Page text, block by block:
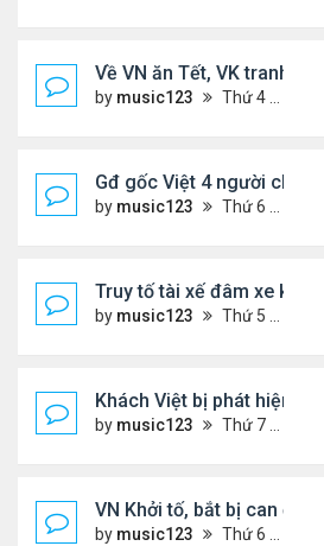
Về VN ăn Tết, VK tranh
by music123 Thứ 4 Tháng 2 11, 2026 7:47 pm
Gđ gốc Việt 4 người chết ở
by music123 Thứ 6 Tháng 2 06, 2026 6:09 pm
Truy tố tài xế đâm xe
by music123 Thứ 5 Tháng 2 05, 2026 7:04 pm
Khách Việt bị phát hiện
by music123 Thứ 7 Tháng 1 31, 2026 3:54 pm
VN Khởi tố, bắt bị can để
by music123 Thứ 6 Tháng 1 30, 2026 7:20 am